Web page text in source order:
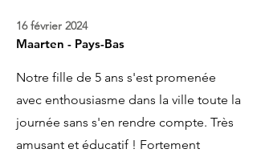
16 février 2024
Maarten - Pays-Bas
Notre fille de 5 ans s'est promenée
avec enthousiasme dans la ville toute la
journée sans s'en rendre compte. Très
amusant et éducatif ! Fortement